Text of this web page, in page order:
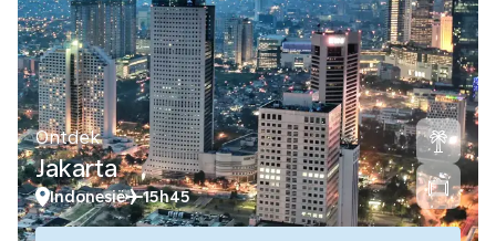
Ontdek
Jakarta
Indonesië 15h45